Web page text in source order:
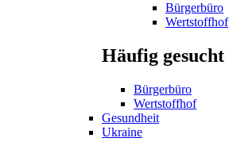
Bürgerbüro
Wertstoffhof
Häufig gesucht
Bürgerbüro
Wertstoffhof
Gesundheit
Ukraine